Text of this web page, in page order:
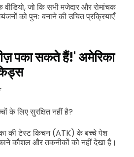
वीडियो, जो कि सभी मजेदार और रोमांचक
को पुनः बनाने की उचित प्रक्रियाएँ
पका सकते हैं!' अमेरिका
के लिए सुरक्षित नहीं है?
की टेस्ट किचन (ATK) के बच्चे पेश
कौशल और तकनीकों को नहीं देखा है।